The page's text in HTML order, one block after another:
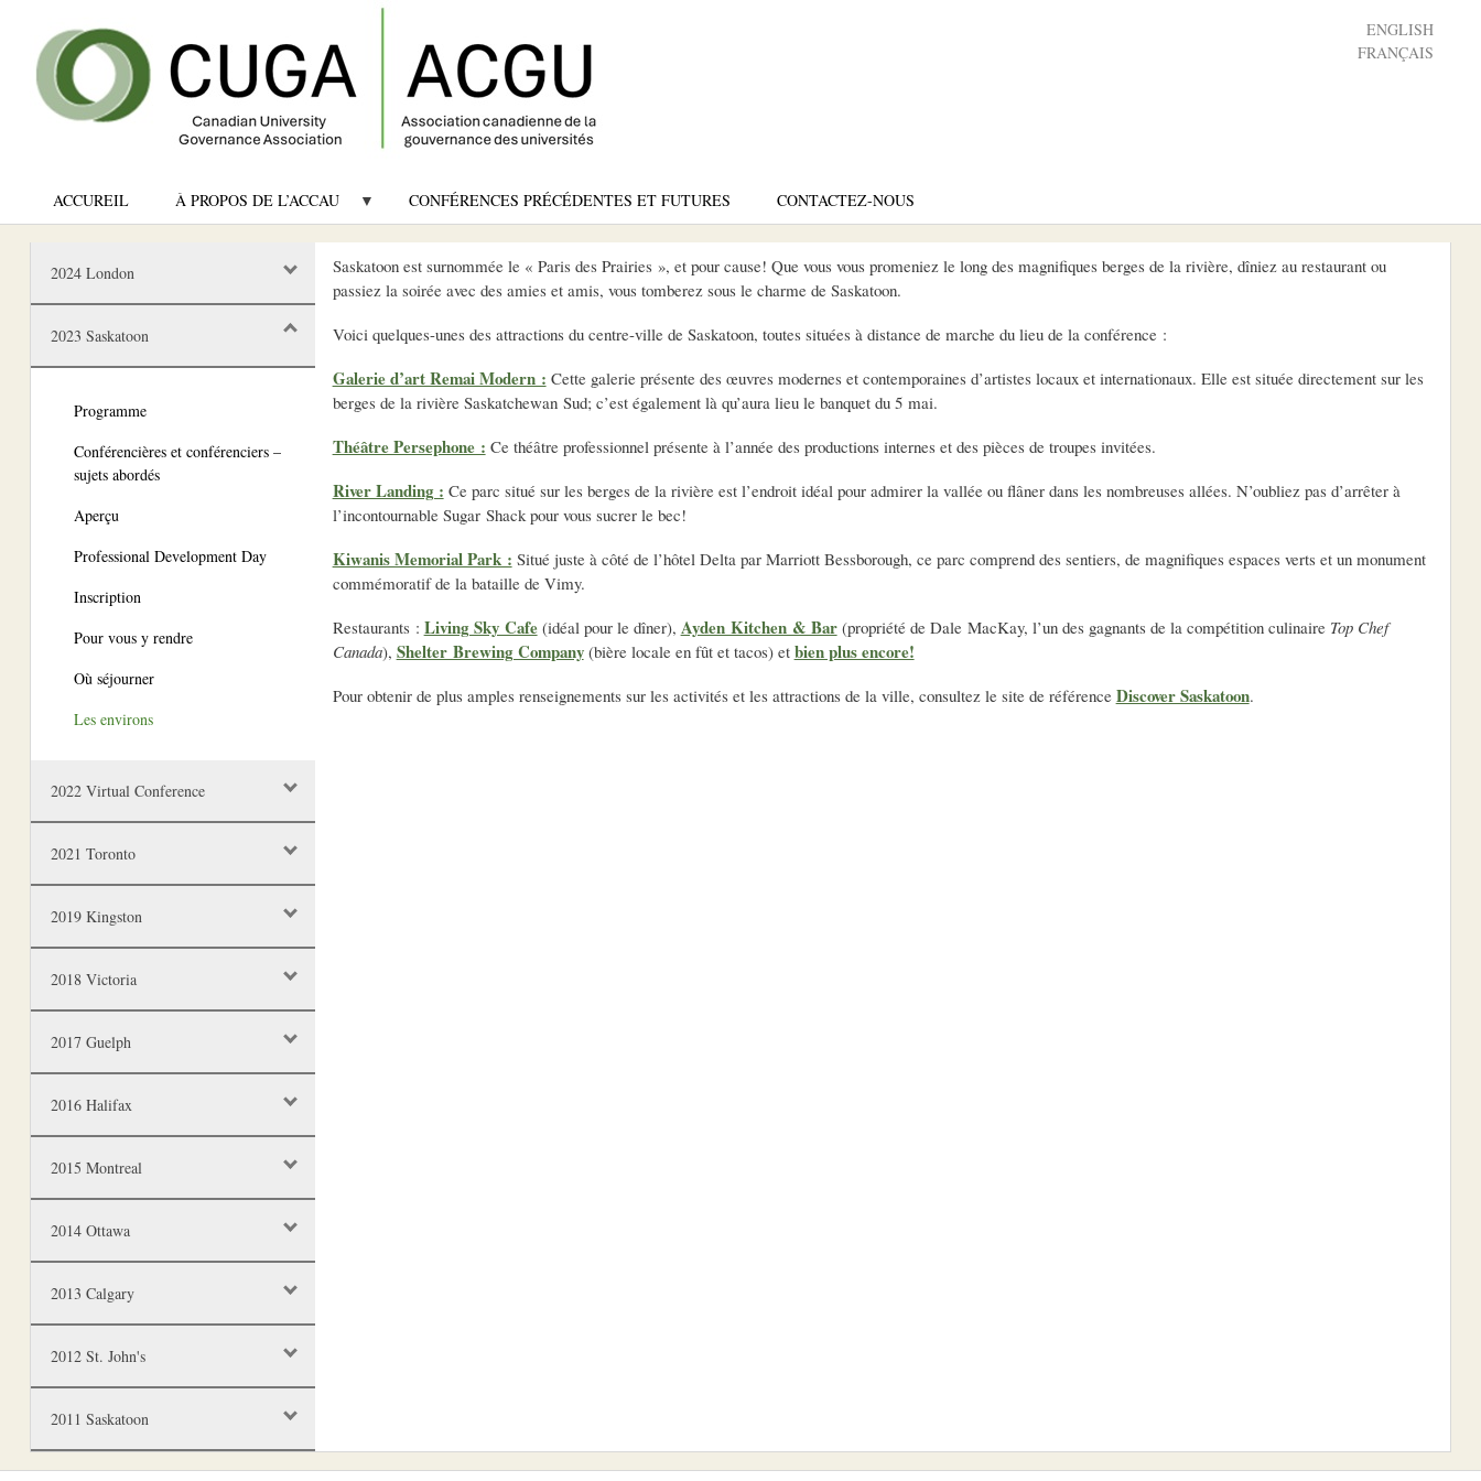
ENGLISH
FRANÇAIS
ACCUREIL À PROPOS DE L’ACCAU CONFÉRENCES PRÉCÉDENTES ET FUTURES CONTACTEZ-NOUS
2024 London
2023 Saskatoon
Programme
Conférencières et conférenciers –
sujets abordés
Aperçu
Professional Development Day
Inscription
Pour vous y rendre
Où séjourner
Les environs
2022 Virtual Conference
2021 Toronto
2019 Kingston
2018 Victoria
2017 Guelph
2016 Halifax
2015 Montreal
2014 Ottawa
2013 Calgary
2012 St. John's
2011 Saskatoon
Saskatoon est surnommée le « Paris des Prairies », et pour cause! Que vous vous promeniez le long des magnifiques berges de la rivière, dîniez au restaurant ou
passiez la soirée avec des amies et amis, vous tomberez sous le charme de Saskatoon.
Voici quelques-unes des attractions du centre-ville de Saskatoon, toutes situées à distance de marche du lieu de la conférence :
Galerie d’art Remai Modern : Cette galerie présente des œuvres modernes et contemporaines d’artistes locaux et internationaux. Elle est située directement sur les
berges de la rivière Saskatchewan Sud; c’est également là qu’aura lieu le banquet du 5 mai.
Théâtre Persephone : Ce théâtre professionnel présente à l’année des productions internes et des pièces de troupes invitées.
River Landing : Ce parc situé sur les berges de la rivière est l’endroit idéal pour admirer la vallée ou flâner dans les nombreuses allées. N’oubliez pas d’arrêter à
l’incontournable Sugar Shack pour vous sucrer le bec!
Kiwanis Memorial Park : Situé juste à côté de l’hôtel Delta par Marriott Bessborough, ce parc comprend des sentiers, de magnifiques espaces verts et un monument
commémoratif de la bataille de Vimy.
Restaurants : Living Sky Cafe(idéal pour le dîner), Ayden Kitchen & Bar(propriété de Dale MacKay, l’un des gagnants de la compétition culinaire Top Chef
Canada), Shelter Brewing Company(bière locale en fût et tacos) et bien plus encore!
Pour obtenir de plus amples renseignements sur les activités et les attractions de la ville, consultez le site de référence Discover Saskatoon.